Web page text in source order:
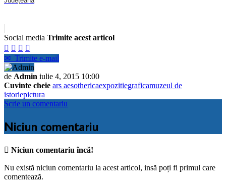
Social media Trimite acest articol
   
✉ Trimite e-mail
de Admin iulie 4, 2015 10:00
Cuvinte cheie ars aesothericaexpozitiegraficamuzeul de
istoriepictura
Scrie un comentariu
Niciun comentariu
 Niciun comentariu încă!
Nu există niciun comentariu la acest articol, insă poți fi primul care
comentează.